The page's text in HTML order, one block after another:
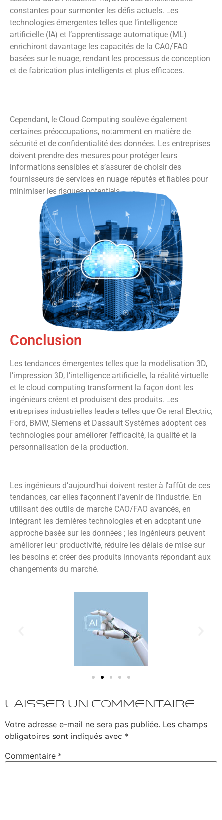
constantes pour surmonter les défis actuels. Les
technologies émergentes telles que l’intelligence
artificielle (IA) et l’apprentissage automatique (ML)
enrichiront davantage les capacités de la CAO/FAO
basées sur le nuage, rendant les processus de conception
et de fabrication plus intelligents et plus efficaces.
Cependant, le Cloud Computing soulève également
certaines préoccupations, notamment en matière de
sécurité et de confidentialité des données. Les entreprises
doivent prendre des mesures pour protéger leurs
informations sensibles et s’assurer de choisir des
fournisseurs de services en nuage réputés et fiables pour
minimiser les risques potentiels.
Conclusion
Les tendances émergentes telles que la modélisation 3D,
l’impression 3D, l’intelligence artificielle, la réalité virtuelle
et le cloud computing transforment la façon dont les
ingénieurs créent et produisent des produits. Les
entreprises industrielles leaders telles que General Electric,
Ford, BMW, Siemens et Dassault Systèmes adoptent ces
technologies pour améliorer l’efficacité, la qualité et la
personnalisation de la production.
Les ingénieurs d’aujourd’hui doivent rester à l’affût de ces
tendances, car elles façonnent l’avenir de l’industrie. En
utilisant des outils de marché CAO/FAO avancés, en
intégrant les dernières technologies et en adoptant une
approche basée sur les données ; les ingénieurs peuvent
améliorer leur productivité, réduire les délais de mise sur
les besoins et créer des produits innovants répondant aux
changements du marché.
Laisser un commentaire
Votre adresse e-mail ne sera pas publiée. Les champs
obligatoires sont indiqués avec *
Commentaire *